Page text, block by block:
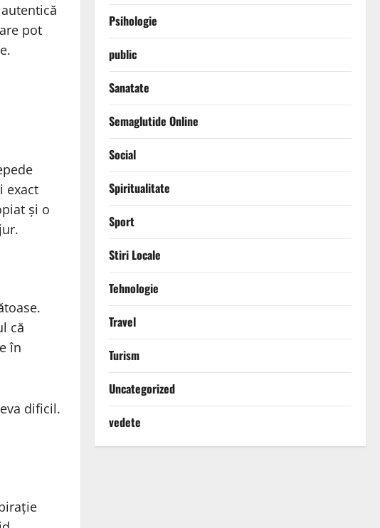
pot
exact
și o
că
în
dificil.
Psihologie
public
Sanatate
Semaglutide Online
Social
Spiritualitate
Sport
Stiri Locale
Tehnologie
Travel
Turism
Uncategorized
vedete